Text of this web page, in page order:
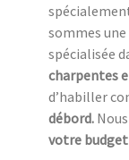
sommes une
spécialisée
charpentes
d’habiller
débord.
votre budget